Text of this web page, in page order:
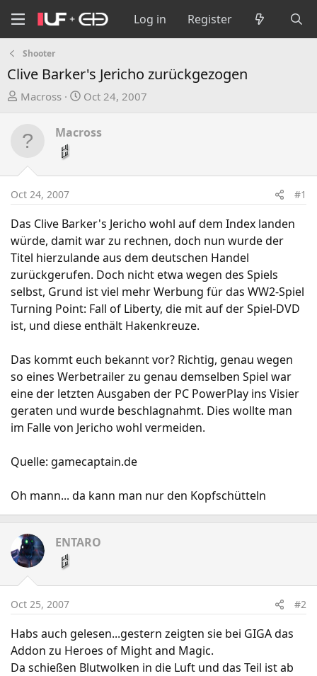
Log in Register
Shooter
Clive Barker's Jericho zurückgezogen
T
e
d
s
t
a
r
t
e
r
Macross
S
d
t
e
Oct 24, 2007
Macross
Oct 24, 2007 #1
Das Clive Barker's Jericho wohl auf dem Index landen
würde, damit war zu rechnen, doch nun wurde der
Titel hierzulande aus dem deutschen Handel
zurückgerufen. Doch nicht etwa wegen des Spiels
selbst, Grund ist viel mehr Werbung für das WW2-Spiel
Turning Point: Fall of Liberty, die mit auf der Spiel-DVD
ist, und diese enthält Hakenkreuze.
Das kommt euch bekannt vor? Richtig, genau wegen
so eines Werbetrailer zu genau demselben Spiel war
eine der letzten Ausgaben der PC PowerPlay ins Visier
geraten und wurde beschlagnahmt. Dies wollte man
im Falle von Jericho wohl vermeiden.
Quelle: gamecaptain.de
Oh mann... da kann man nur den Kopfschütteln
ENTARO
Oct 25, 2007 #2
Habs auch gelesen...gestern zeigten sie bei GIGA das
Addon zu Heroes of Might and Magic.
Da schießen Blutwolken in die Luft und das Teil ist ab